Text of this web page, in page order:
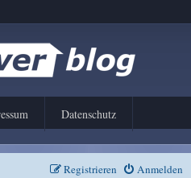
Datenschutz
Anmelden
Registrieren